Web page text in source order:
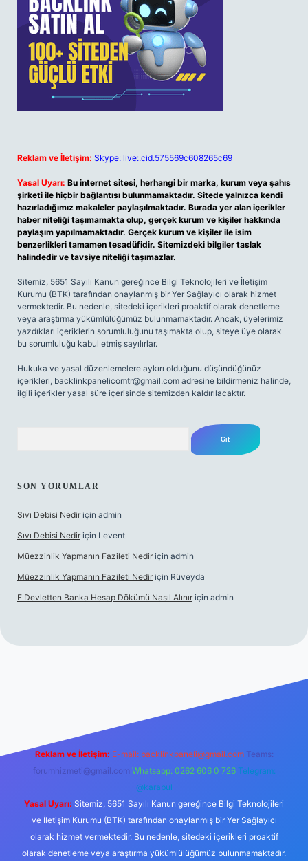
Reklam ve İletişim: Skype: live:.cid.575569c608265c69
Yasal Uyarı: Bu internet sitesi, herhangi bir marka, kurum veya şahıs
şirketi ile hiçbir bağlantısı bulunmamaktadır. Sitede yalnızca kendi
hazırladığımız makaleler paylaşılmaktadır. Burada yer alan içerikler
haber niteliği taşımamakta olup, gerçek kurum ve kişiler hakkında
paylaşım yapılmamaktadır. Gerçek kurum ve kişiler ile isim
benzerlikleri tamamen tesadüfidir. Sitemizdeki bilgiler taslak
halindedir ve tavsiye niteliği taşımazlar.
Sitemiz, 5651 Sayılı Kanun gereğince Bilgi Teknolojileri ve İletişim
Kurumu (BTK) tarafından onaylanmış bir Yer Sağlayıcı olarak hizmet
vermektedir. Bu nedenle, sitedeki içerikleri proaktif olarak denetleme
veya araştırma yükümlülüğümüz bulunmamaktadır. Ancak, üyelerimiz
yazdıkları içeriklerin sorumluluğunu taşımakta olup, siteye üye olarak
bu sorumluluğu kabul etmiş sayılırlar.
Hukuka ve yasal düzenlemelere aykırı olduğunu düşündüğünüz
içerikleri, backlinkpanelicomtr@gmail.com adresine bildirmeniz halinde,
ilgili içerikler yasal süre içerisinde sitemizden kaldırılacaktır.
SON YORUMLAR
Sıvı Debisi Nedir için admin
Sıvı Debisi Nedir için Levent
Müezzinlik Yapmanın Fazileti Nedir için admin
Müezzinlik Yapmanın Fazileti Nedir için Rüveyda
E Devletten Banka Hesap Dökümü Nasıl Alınır için admin
Reklam ve İletişim: E-mail: backlinkpaneli@gmail.com Teams:
forumhizmeti@gmail.com Whatsapp: 0262 606 0 726 Telegram:
@karabul
Yasal Uyarı: Sitemiz, 5651 Sayılı Kanun gereğince Bilgi Teknolojileri
ve İletişim Kurumu (BTK) tarafından onaylanmış bir Yer Sağlayıcı
olarak hizmet vermektedir. Bu nedenle, sitedeki içerikleri proaktif
olarak denetleme veya araştırma yükümlülüğümüz bulunmamaktadır.